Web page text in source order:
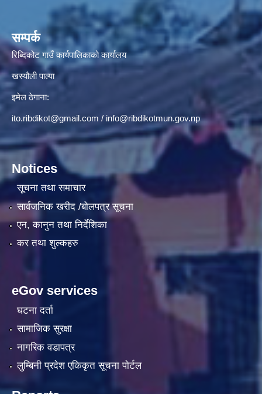
सम्पर्क
रिब्दिकोट गाउँ कार्यपालिकाको कार्यालय
खस्यौली पाल्पा
इमेल ठेगाना:
ito.ribdikot@gmail.com / info@ribdikotmun.gov.np
Notices
सूचना तथा समाचार
सार्वजनिक खरीद /बोलपत्र सूचना
एन, कानुन तथा निर्देशिका
कर तथा शुल्कहरु
eGov services
घटना दर्ता
सामाजिक सुरक्षा
नागरिक वडापत्र
लुम्बिनी प्रदेश एकिकृत सूचना पाेर्टल